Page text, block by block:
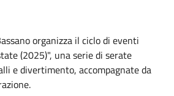
organizza il ciclo di eventi
(2025)", una serie di serate
e divertimento, accompagnate da